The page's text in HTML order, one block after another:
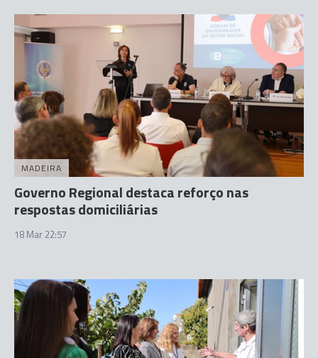
MADEIRA
Governo Regional destaca reforço nas
respostas domiciliárias
18 Mar 22:57